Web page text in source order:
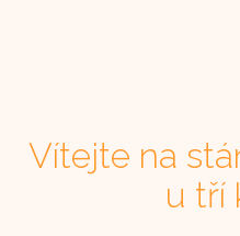
Vítejte na
u tří